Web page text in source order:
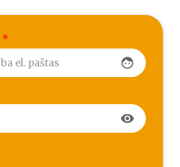
*
face
visibility